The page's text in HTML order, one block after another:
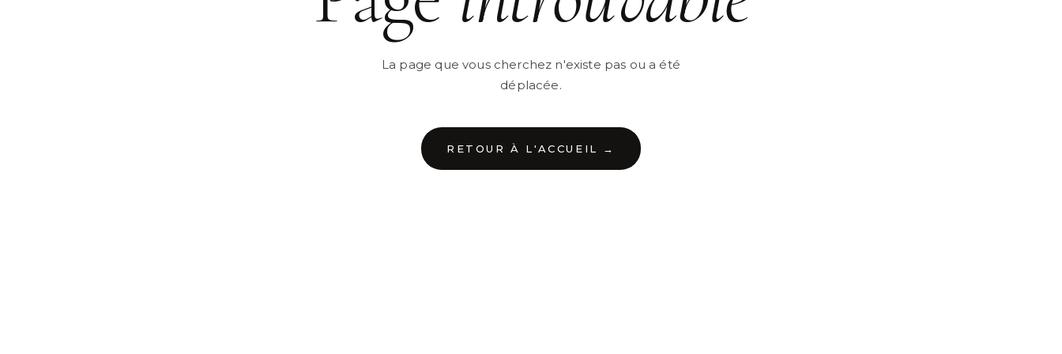
La page que vous cherchez n'existe pas ou a été
déplacée.
RETOUR À L'ACCUEIL →